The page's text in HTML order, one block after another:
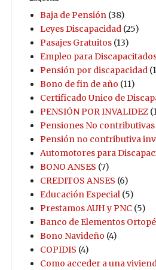
Baja de Pensión (38)
Leyes Discapacidad (25)
Pasajes Gratuitos (13)
Empleo para
Pensión por discapacidad
Bono de fin de año (11)
Certificado Unico de
PENSIÓN POR INVALIDEZ
Pensiones No contributivas
Pensión no contributiva
Automotores para
BONO ANSES (7)
CREDITOS ANSES (6)
Educación Especial (5)
Prestamos AUH y PNC (5)
Banco de Elementos
Bono Navideño (4)
COPIDIS (4)
Como acceder a una